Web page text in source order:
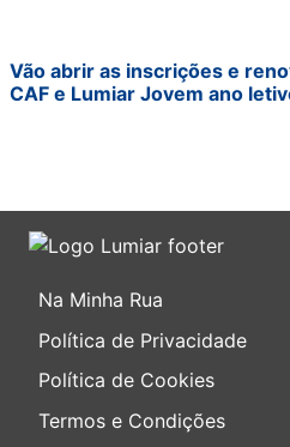
Vão abrir as inscrições e
CAF e Lumiar Jovem ano
Na Minha Rua
Política de Privacidade
Política de Cookies
Termos e Condições